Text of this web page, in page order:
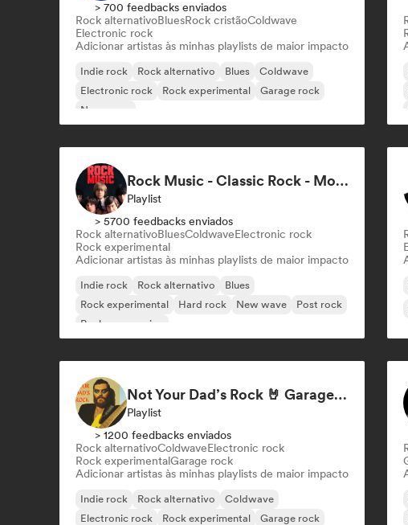
> 700 feedbacks enviados
Rock alternativoBluesRock cristãoColdwave
Electronic rock
Adicionar artistas às minhas playlists de maior impacto
Indie rock Rock alternativo Blues
Coldwave
Electronic rock
Rock experimental
Garage rock
New wave
Rock Music - Classic Rock - Modern Rock
Playlist
> 5700 feedbacks enviados
Rock alternativoBluesColdwaveElectronic rock
Rock experimental
Adicionar artistas às minhas playlists de maior impacto
Indie rock Rock alternativo
Blues
Rock experimental
Hard rock New wave
Post rock
Rock progressivo
Not Your Dad’s Rock 🤘 Garage Rock, Alt-Rock & Indie Anthems
Playlist
> 1200 feedbacks enviados
Rock alternativoColdwaveElectronic rock
Rock experimentalGarage rock
Adicionar artistas às minhas playlists de maior impacto
Indie rock Rock alternativo
Coldwave
Electronic rock
Rock experimental
Garage rock